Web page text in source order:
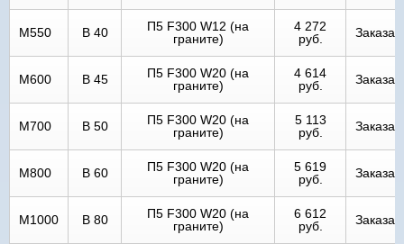
М550 В 40
П5 F300 W12 (на
граните)
4 272
руб.
М600 В 45
П5 F300 W20 (на
граните)
4 614
руб.
М700 В 50
П5 F300 W20 (на
граните)
5 113
руб.
М800 В 60
П5 F300 W20 (на
граните)
5 619
руб.
М1000 В 80
П5 F300 W20 (на
граните)
6 612
руб.